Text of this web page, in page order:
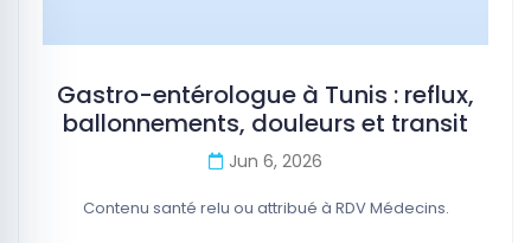
Gastro-entérologue à Tunis : reflux,
ballonnements, douleurs et transit
Jun 6, 2026
Contenu santé relu ou attribué à RDV Médecins.